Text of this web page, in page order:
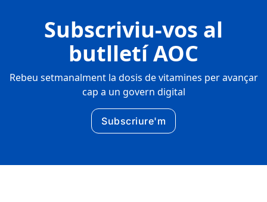
Subscriviu-vos al
butlletí AOC
Rebeu setmanalment la dosis de vitamines per avançar
cap a un govern digital
Subscriure'm